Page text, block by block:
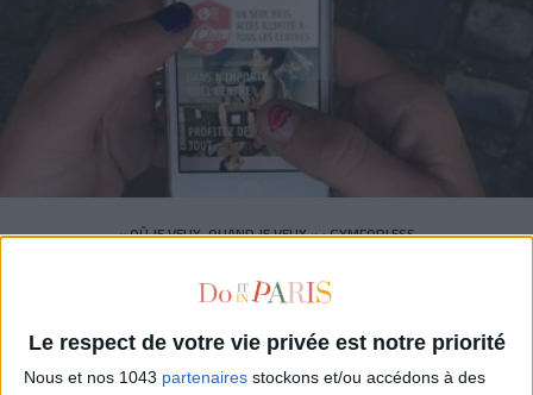
Le respect de votre vie privée est notre priorité
Nous et nos 1043 partenaires stockons et/ou accédons à des
« OÙ JE VEUX, QUAND JE VEUX » : GYMFORLESS